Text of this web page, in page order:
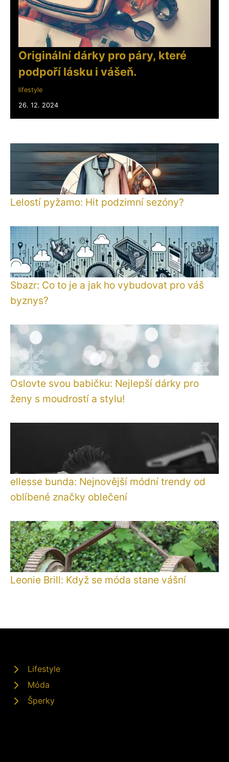
Originální dárky pro páry, které
podpoří lásku i vášeň.
lifestyle
26. 12. 2024
Lelostí pyžamo: Hit podzimní sezóny?
Sbazr: Co to je a jak ho vybudovat pro váš
byznys?
Oslovte svou babičku: Nejlepší dárky pro
ženy s moudrostí a stylu!
ellesse bunda: Nejnovější módní trendy od
oblíbené značky oblečení
Leonie Brill: Když se móda stane vášní
Lifestyle
Móda
Šperky